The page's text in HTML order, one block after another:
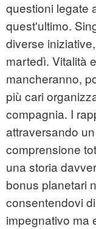
questioni legate
quest'ultimo.
diverse
martedì. Vitalità
mancheranno,
più cari
compagnia. I
attraversando
comprensione
una storia
bonus planetari
consentendovi
impegnativo ma